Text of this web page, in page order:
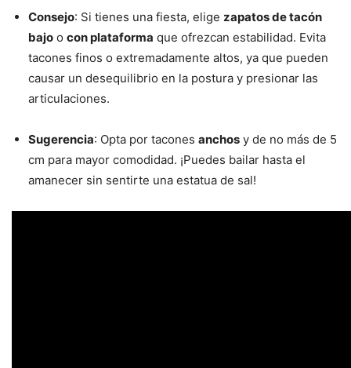
Consejo: Si tienes una fiesta, elige zapatos de tacón
bajo o con plataforma que ofrezcan estabilidad. Evita
tacones finos o extremadamente altos, ya que pueden
causar un desequilibrio en la postura y presionar las
articulaciones.
Sugerencia: Opta por tacones anchos y de no más de 5
cm para mayor comodidad. ¡Puedes bailar hasta el
amanecer sin sentirte una estatua de sal!